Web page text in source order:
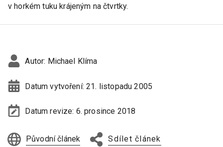
v horkém tuku krájeným na čtvrtky.
Autor: Michael Klíma
Datum vytvoření:21. listopadu 2005
Datum revize: 6. prosince 2018
Původní článek Sdílet článek